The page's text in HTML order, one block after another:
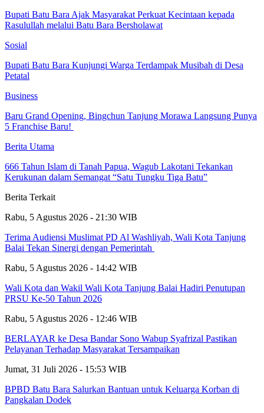
Bupati Batu Bara Ajak Masyarakat Perkuat Kecintaan kepada
Rasulullah melalui Batu Bara Bersholawat
Sosial
Bupati Batu Bara Kunjungi Warga Terdampak Musibah di Desa
Petatal
Business
‎Baru Grand Opening, Bingchun Tanjung Morawa Langsung Punya
5 Franchise Baru! ‎
Berita Utama
666 Tahun Islam di Tanah Papua, Wagub Lakotani Tekankan
Kerukunan dalam Semangat “Satu Tungku Tiga Batu”
Berita Terkait
Rabu, 5 Agustus 2026 - 21:30 WIB
Terima Audiensi Muslimat PD Al Washliyah, Wali Kota Tanjung
Balai Tekan Sinergi dengan Pemerintah
Rabu, 5 Agustus 2026 - 14:42 WIB
Wali Kota dan Wakil Wali Kota Tanjung Balai Hadiri Penutupan
PRSU Ke-50 Tahun 2026
Rabu, 5 Agustus 2026 - 12:46 WIB
BERLAYAR ke Desa Bandar Sono Wabup Syafrizal Pastikan
Pelayanan Terhadap Masyarakat Tersampaikan
Jumat, 31 Juli 2026 - 15:53 WIB
BPBD Batu Bara Salurkan Bantuan untuk Keluarga Korban di
Pangkalan Dodek